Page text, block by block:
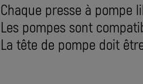
Chaque presse à pompe
Les pompes sont
La tête de pompe doit